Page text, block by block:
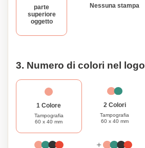
parte
superiore
oggetto
Nessuna stampa
3. Numero di colori nel logo
1 Colore
Tampografia
60 x 40 mm
2 Colori
Tampografia
60 x 40 mm